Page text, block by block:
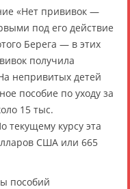
«Нет прививок —
под его действие
Берега — в этих
получила
непривитых детей
пособие по уходу за
15 тыс.
текущему курсу эта
США или 665
пособий